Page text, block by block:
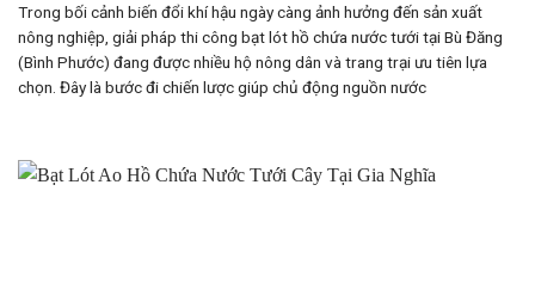
Trong bối cảnh biến đổi khí hậu ngày càng ảnh hưởng đến sản xuất
nông nghiệp, giải pháp thi công bạt lót hồ chứa nước tưới tại Bù Đăng
(Bình Phước) đang được nhiều hộ nông dân và trang trại ưu tiên lựa
chọn. Đây là bước đi chiến lược giúp chủ động nguồn nước